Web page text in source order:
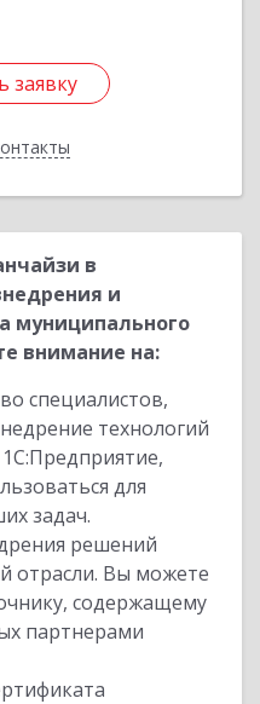
заявку
заявку
в
и
муниципального
внимание на:
специалистов,
технологий
для
задач.
решений
отрасли. Вы можете
содержащему
партнерами